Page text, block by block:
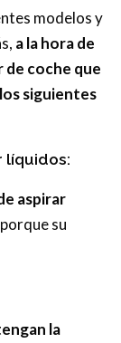
modelos y
a la hora de
de coche que
siguientes
líquidos:
aspirar
su
la